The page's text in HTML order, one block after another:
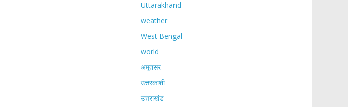
Uttarakhand
weather
West Bengal
world
अमृतसर
उत्तरकाशी
उत्तराखंड